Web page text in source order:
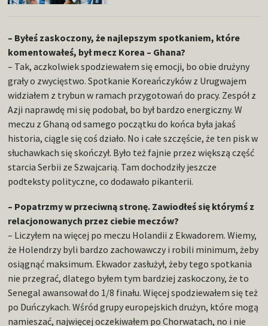
– Byłeś zaskoczony, że najlepszym spotkaniem, które
komentowałeś, był mecz Korea – Ghana?
– Tak, aczkolwiek spodziewałem się emocji, bo obie drużyny
grały o zwycięstwo. Spotkanie Koreańczyków z Urugwajem
widziałem z trybun w ramach przygotowań do pracy. Zespół z
Azji naprawdę mi się podobał, bo był bardzo energiczny. W
meczu z Ghaną od samego początku do końca była jakaś
historia, ciągle się coś działo. No i całe szczęście, że ten pisk w
słuchawkach się skończył. Było też fajnie przez większą część
starcia Serbii ze Szwajcarią. Tam dochodziły jeszcze
podteksty polityczne, co dodawało pikanterii.
– Popatrzmy w przeciwną stronę. Zawiodłeś się którymś z
relacjonowanych przez ciebie meczów?
– Liczyłem na więcej po meczu Holandii z Ekwadorem. Wiemy,
że Holendrzy byli bardzo zachowawczy i robili minimum, żeby
osiągnąć maksimum. Ekwador zasłużył, żeby tego spotkania
nie przegrać, dlatego byłem tym bardziej zaskoczony, że to
Senegal awansował do 1/8 finału. Więcej spodziewałem się też
po Duńczykach. Wśród grupy europejskich drużyn, które mogą
namieszać, najwięcej oczekiwałem po Chorwatach, no i nie